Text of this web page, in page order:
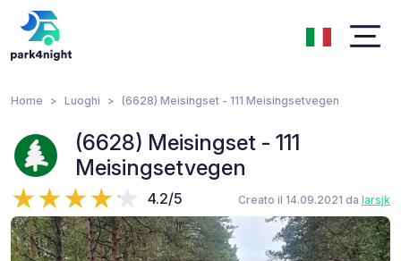
Home Luoghi (6628) Meisingset - 111 Meisingsetvegen
(6628) Meisingset - 111
Meisingsetvegen
4.2/5 Creato il 14.09.2021 da larsjk